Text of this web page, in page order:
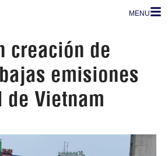
MENU
creación de
emisiones
Vietnam